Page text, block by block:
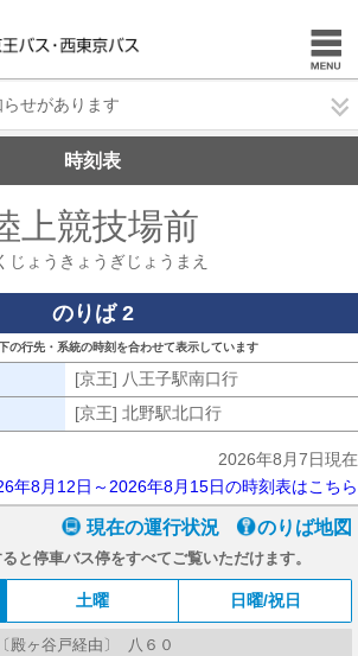
せがあります
時刻表
上競技場前
じょうきょうぎじょうまえ
のりば 2
の行先・系統の時刻を合わせて表示しています
[京王] 八王子駅南口行
[京王] 北野駅北口行
2026年8月7日現在
年8月12日～2026年8月15日の時刻表はこちら
現在の運行状況 のりば地図
と停車バス停をすべてご覧いただけます。
土曜 日曜/祝日
殿ヶ谷戸経由〕 八６０